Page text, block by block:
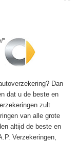
Dan
dat u de beste en
zult
van alle grote
altijd de beste en
Verzekeringen,